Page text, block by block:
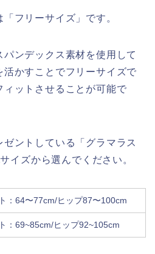
フリーサイズ」です。
ンデックス素材を使用して
かすことでフリーサイズで
ィットさせることが可能で
ゼントしている「グラマラス
イズから選んでください。
：64〜77cm/ヒップ87〜100cm
：69~85cm/ヒップ92~105cm